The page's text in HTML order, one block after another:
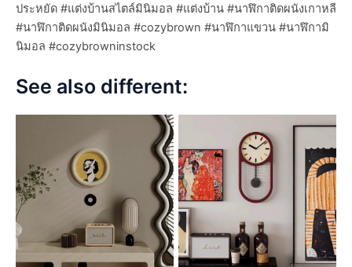
ประหยัด #แต่งบ้านสไตล์มินิมอล #แต่งบ้าน #นาฬิกาติดผนังเกาหลี
#นาฬิกาติดผนังมินิมอล #cozybrown #นาฬิกาแขวน #นาฬิกามิ
นิมอล #cozybrowninstock
See also different: